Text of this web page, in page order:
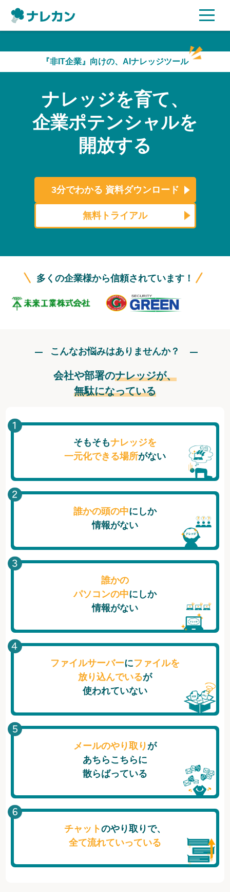
AI機能
ご利用企業様の声
セキュリティ
よくある質問
資料ダウンロード
ログイン
『非IT企業』向けの、AIナレッジツール
ナレッジを育て、
企業ポテンシャルを
開放する
3分でわかる 資料ダウンロード
無料トライアル
多くの企業様から信頼されています！
こんなお悩みはありませんか？
会社や部署のナレッジが、
無駄になっている
そもそもナレッジを
一元化できる場所がない
誰かの頭の中にしか
情報がない
誰かの
パソコンの中にしか
情報がない
ファイルサーバーにファイルを
放り込んでいるが
使われていない
メールのやり取り が
あちらこちらに
散らばっている
チャットのやり取りで、
全て流れていっている